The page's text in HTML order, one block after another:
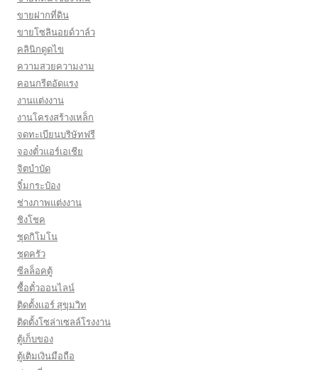
ขายฝากที่ดิน
ขายโซลินอยด์วาล์ว
คลินิกดูดไข
ความสวยความงาม
คอนกรีตอัดแรง
งานแต่งงาน
งานโครงสร้างเหล็ก
จดทะเบียนบริษัทฟรี
จองตั๋วแอร์เอเชีย
จิตบำบัด
จิ๋มกระป๋อง
ช่างภาพแต่งงาน
ชิงโชค
ชุดกิโมโน
ชุดครัว
ซีลล็อคตู้
ซื้อตั๋วออนไลน์
ติดตั้งเเอร์ สุขุมวิท
ติดตั้งโซล่าเซลล์โรงงาน
ตู้เก็บของ
ตู้เติมเงินมือถือ